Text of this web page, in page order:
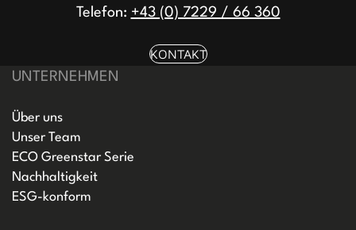
Telefon: +43 (0) 7229 / 66 360
KONTAKT
UNTERNEHMEN
Über uns
Unser Team
ECO Greenstar Serie
Nachhaltigkeit
ESG-konform